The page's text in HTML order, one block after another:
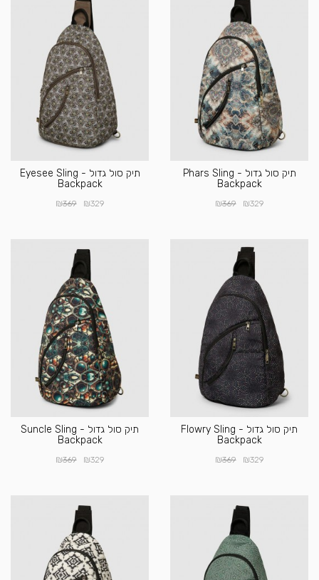
תיק סול גדול - Phars Sling
Backpack
₪329
₪369
תיק סול גדול - Eyesee Sling
Backpack
₪329
₪369
תיק סול גדול - Flowry Sling
Backpack
₪329
₪369
תיק סול גדול - Suncle Sling
Backpack
₪329
₪369